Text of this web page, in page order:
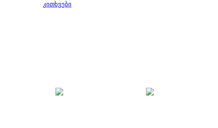
კითხვები